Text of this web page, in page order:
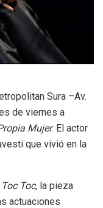
Sura –Av.
de viernes a
Mujer. El actor
que vivió en la
Toc Toc, la pieza
actuaciones